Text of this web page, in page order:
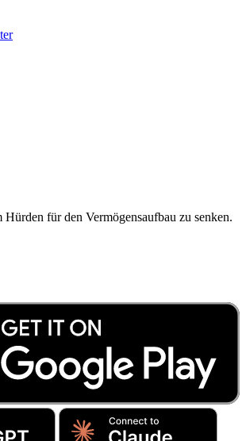
Hürden für den Vermögensaufbau zu senken.